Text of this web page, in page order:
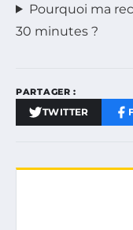
Pourquoi ma
30 minutes ?
PARTAGER :
TWITTER